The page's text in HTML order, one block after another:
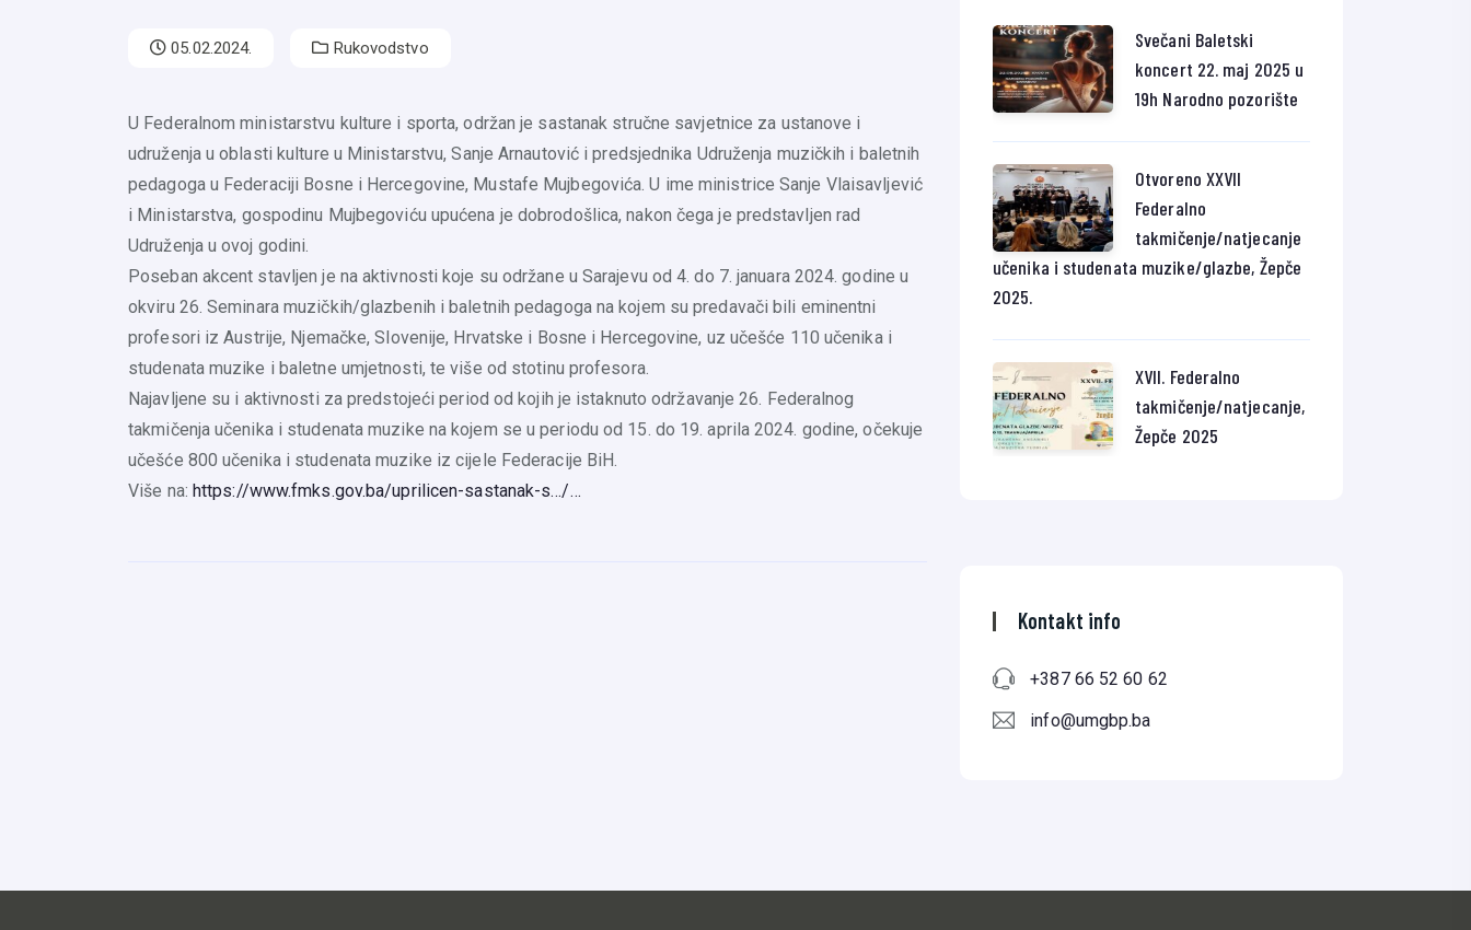
05.02.2024. Rukovodstvo
U Federalnom ministarstvu kulture i sporta, održan je sastanak stručne savjetnice za ustanove i
udruženja u oblasti kulture u Ministarstvu, Sanje Arnautović i predsjednika Udruženja muzičkih i baletnih
pedagoga u Federaciji Bosne i Hercegovine, Mustafe Mujbegovića. U ime ministrice Sanje Vlaisavljević
i Ministarstva, gospodinu Mujbegoviću upućena je dobrodošlica, nakon čega je predstavljen rad
Udruženja u ovoj godini.
Poseban akcent stavljen je na aktivnosti koje su održane u Sarajevu od 4. do 7. januara 2024. godine u
okviru 26. Seminara muzičkih/glazbenih i baletnih pedagoga na kojem su predavači bili eminentni
profesori iz Austrije, Njemačke, Slovenije, Hrvatske i Bosne i Hercegovine, uz učešće 110 učenika i
studenata muzike i baletne umjetnosti, te više od stotinu profesora.
Najavljene su i aktivnosti za predstojeći period od kojih je istaknuto održavanje 26. Federalnog
takmičenja učenika i studenata muzike na kojem se u periodu od 15. do 19. aprila 2024. godine, očekuje
učešće 800 učenika i studenata muzike iz cijele Federacije BiH.
Više na: https://www.fmks.gov.ba/uprilicen-sastanak-s…/…
Svečani Baletski
koncert 22. maj 2025 u
19h Narodno pozorište
Otvoreno XXVII
Federalno
takmičenje/natjecanje
učenika i studenata muzike/glazbe, Žepče
2025.
XVII. Federalno
takmičenje/natjecanje,
Žepče 2025
Kontakt info
+387 66 52 60 62
info@umgbp.ba